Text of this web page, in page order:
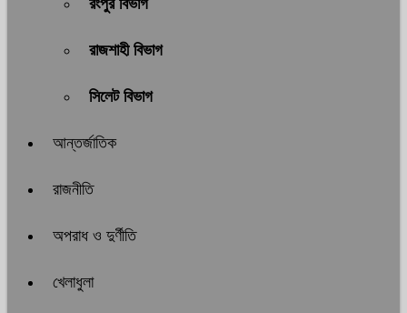
রংপুর বিভাগ
রাজশাহী বিভাগ
সিলেট বিভাগ
আন্তর্জাতিক
রাজনীতি
অপরাধ ও দুর্ণীতি
খেলাধুলা